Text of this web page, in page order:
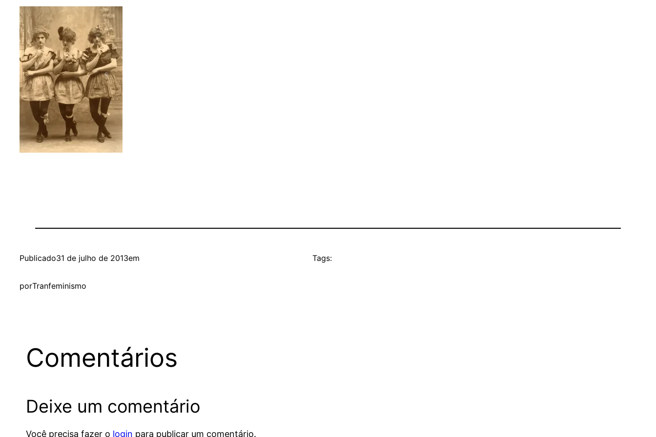
Publicado31 de julho de 2013em
porTranfeminismo
Tags:
Comentários
Deixe um comentário
Você precisa fazer o login para publicar um comentário.